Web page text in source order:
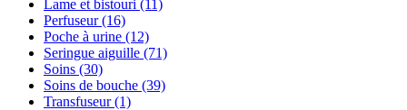
Lame et bistouri (11)
Perfuseur(16)
Poche à urine (12)
Seringue aiguille (71)
Soins (30)
Soins de bouche (39)
Transfuseur(1)